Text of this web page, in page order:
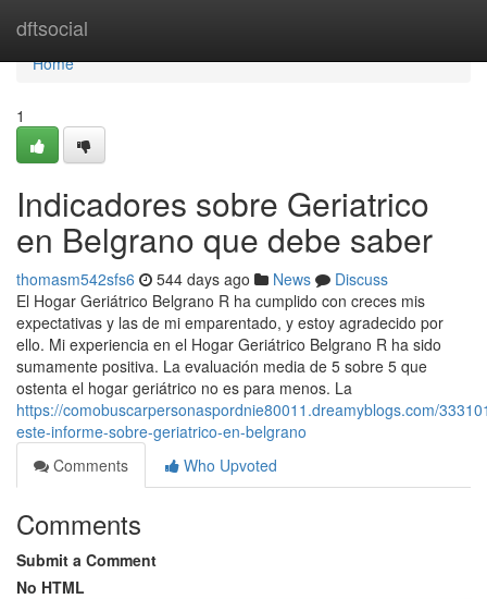
dftsocial
Home
Home
1
Indicadores sobre Geriatrico
en Belgrano que debe saber
thomasm542sfs6 544 days ago News
Discuss
El Hogar Geriátrico Belgrano R ha cumplido con creces mis
expectativas y las de mi emparentado, y estoy agradecido por
ello. Mi experiencia en el Hogar Geriátrico Belgrano R ha sido
sumamente positiva. La evaluación media de 5 sobre 5 que
ostenta el hogar geriátrico no es para menos. La
https://comobuscarpersonaspordnie80011.dreamyblogs.com/
este-informe-sobre-geriatrico-en-belgrano
Comments
Who Upvoted
Comments
Submit a Comment
No HTML